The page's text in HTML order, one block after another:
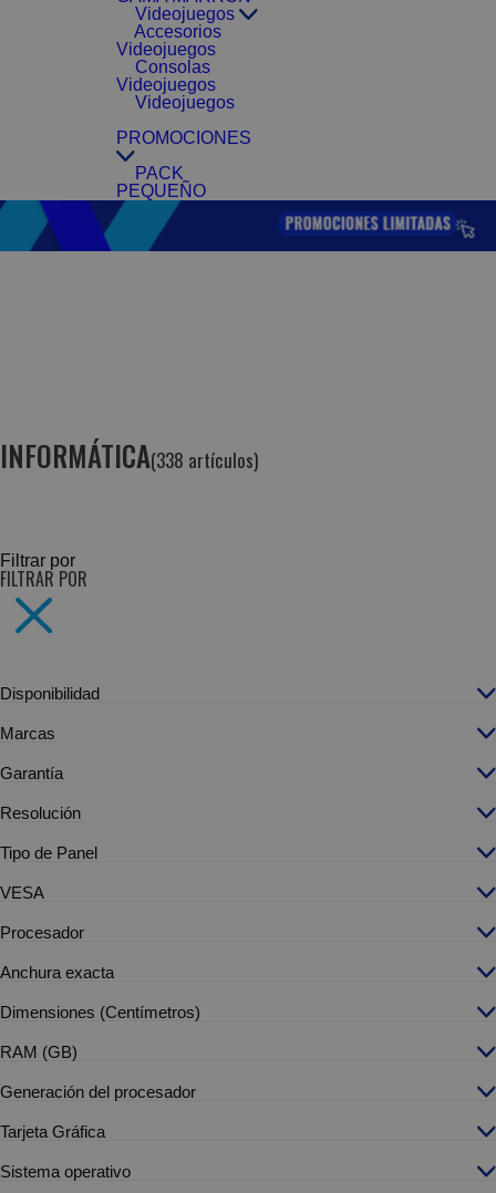
Videojuegos
Accesorios
Videojuegos
Consolas
Videojuegos
Videojuegos
PROMOCIONES
PACK
PEQUEÑO
INFORMÁTICA(338 artículos)
Filtrar por
FILTRAR POR
Disponibilidad
Marcas
Garantía
Resolución
Tipo de Panel
VESA
Procesador
Anchura exacta
Dimensiones (Centímetros)
RAM (GB)
Generación del procesador
Tarjeta Gráfica
Sistema operativo